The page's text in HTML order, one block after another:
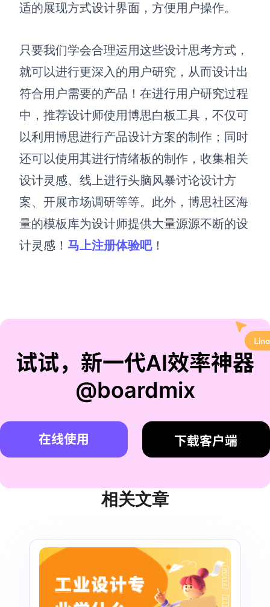
适的展现方式设计界面，方便用户操作。
只要我们学会合理运用这些设计思考方式，
就可以进行更深入的用户研究，从而设计出
符合用户需要的产品！在进行用户研究过程
中， 推荐设计师使用博思白板工具， 不仅可
以利用博思进行产品设计方案的制作；同时
还可以使用其进行情绪板的制作，收集相关
设计灵感、线上进行头脑风暴讨论设计方
案、开展市场调研等等。此外，博思社区海
量的模板库为设计师提供大量源源不断的设
计灵感！ 马上注册体验吧！
试试，新一代AI效率神器
@boardmix
在线使用 下载客户端
相关文章